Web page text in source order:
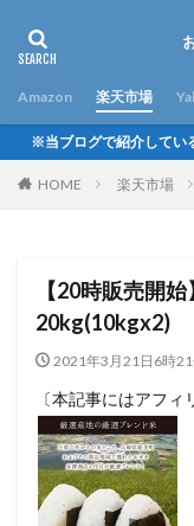
Amazon 楽天市場
※当ブログで紹介してい
HOME 楽天市場
【20時販売開
20kg(10kgx2)
2021年3月21日6時
〔本記事にはアフィ